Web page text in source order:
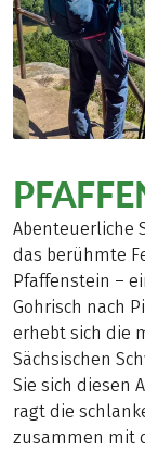
Abenteuerliche
das berühmte
Pfaffenstein –
Gohrisch nach
erhebt sich die
Sächsischen
Sie sich diesen
ragt die
zusammen mit